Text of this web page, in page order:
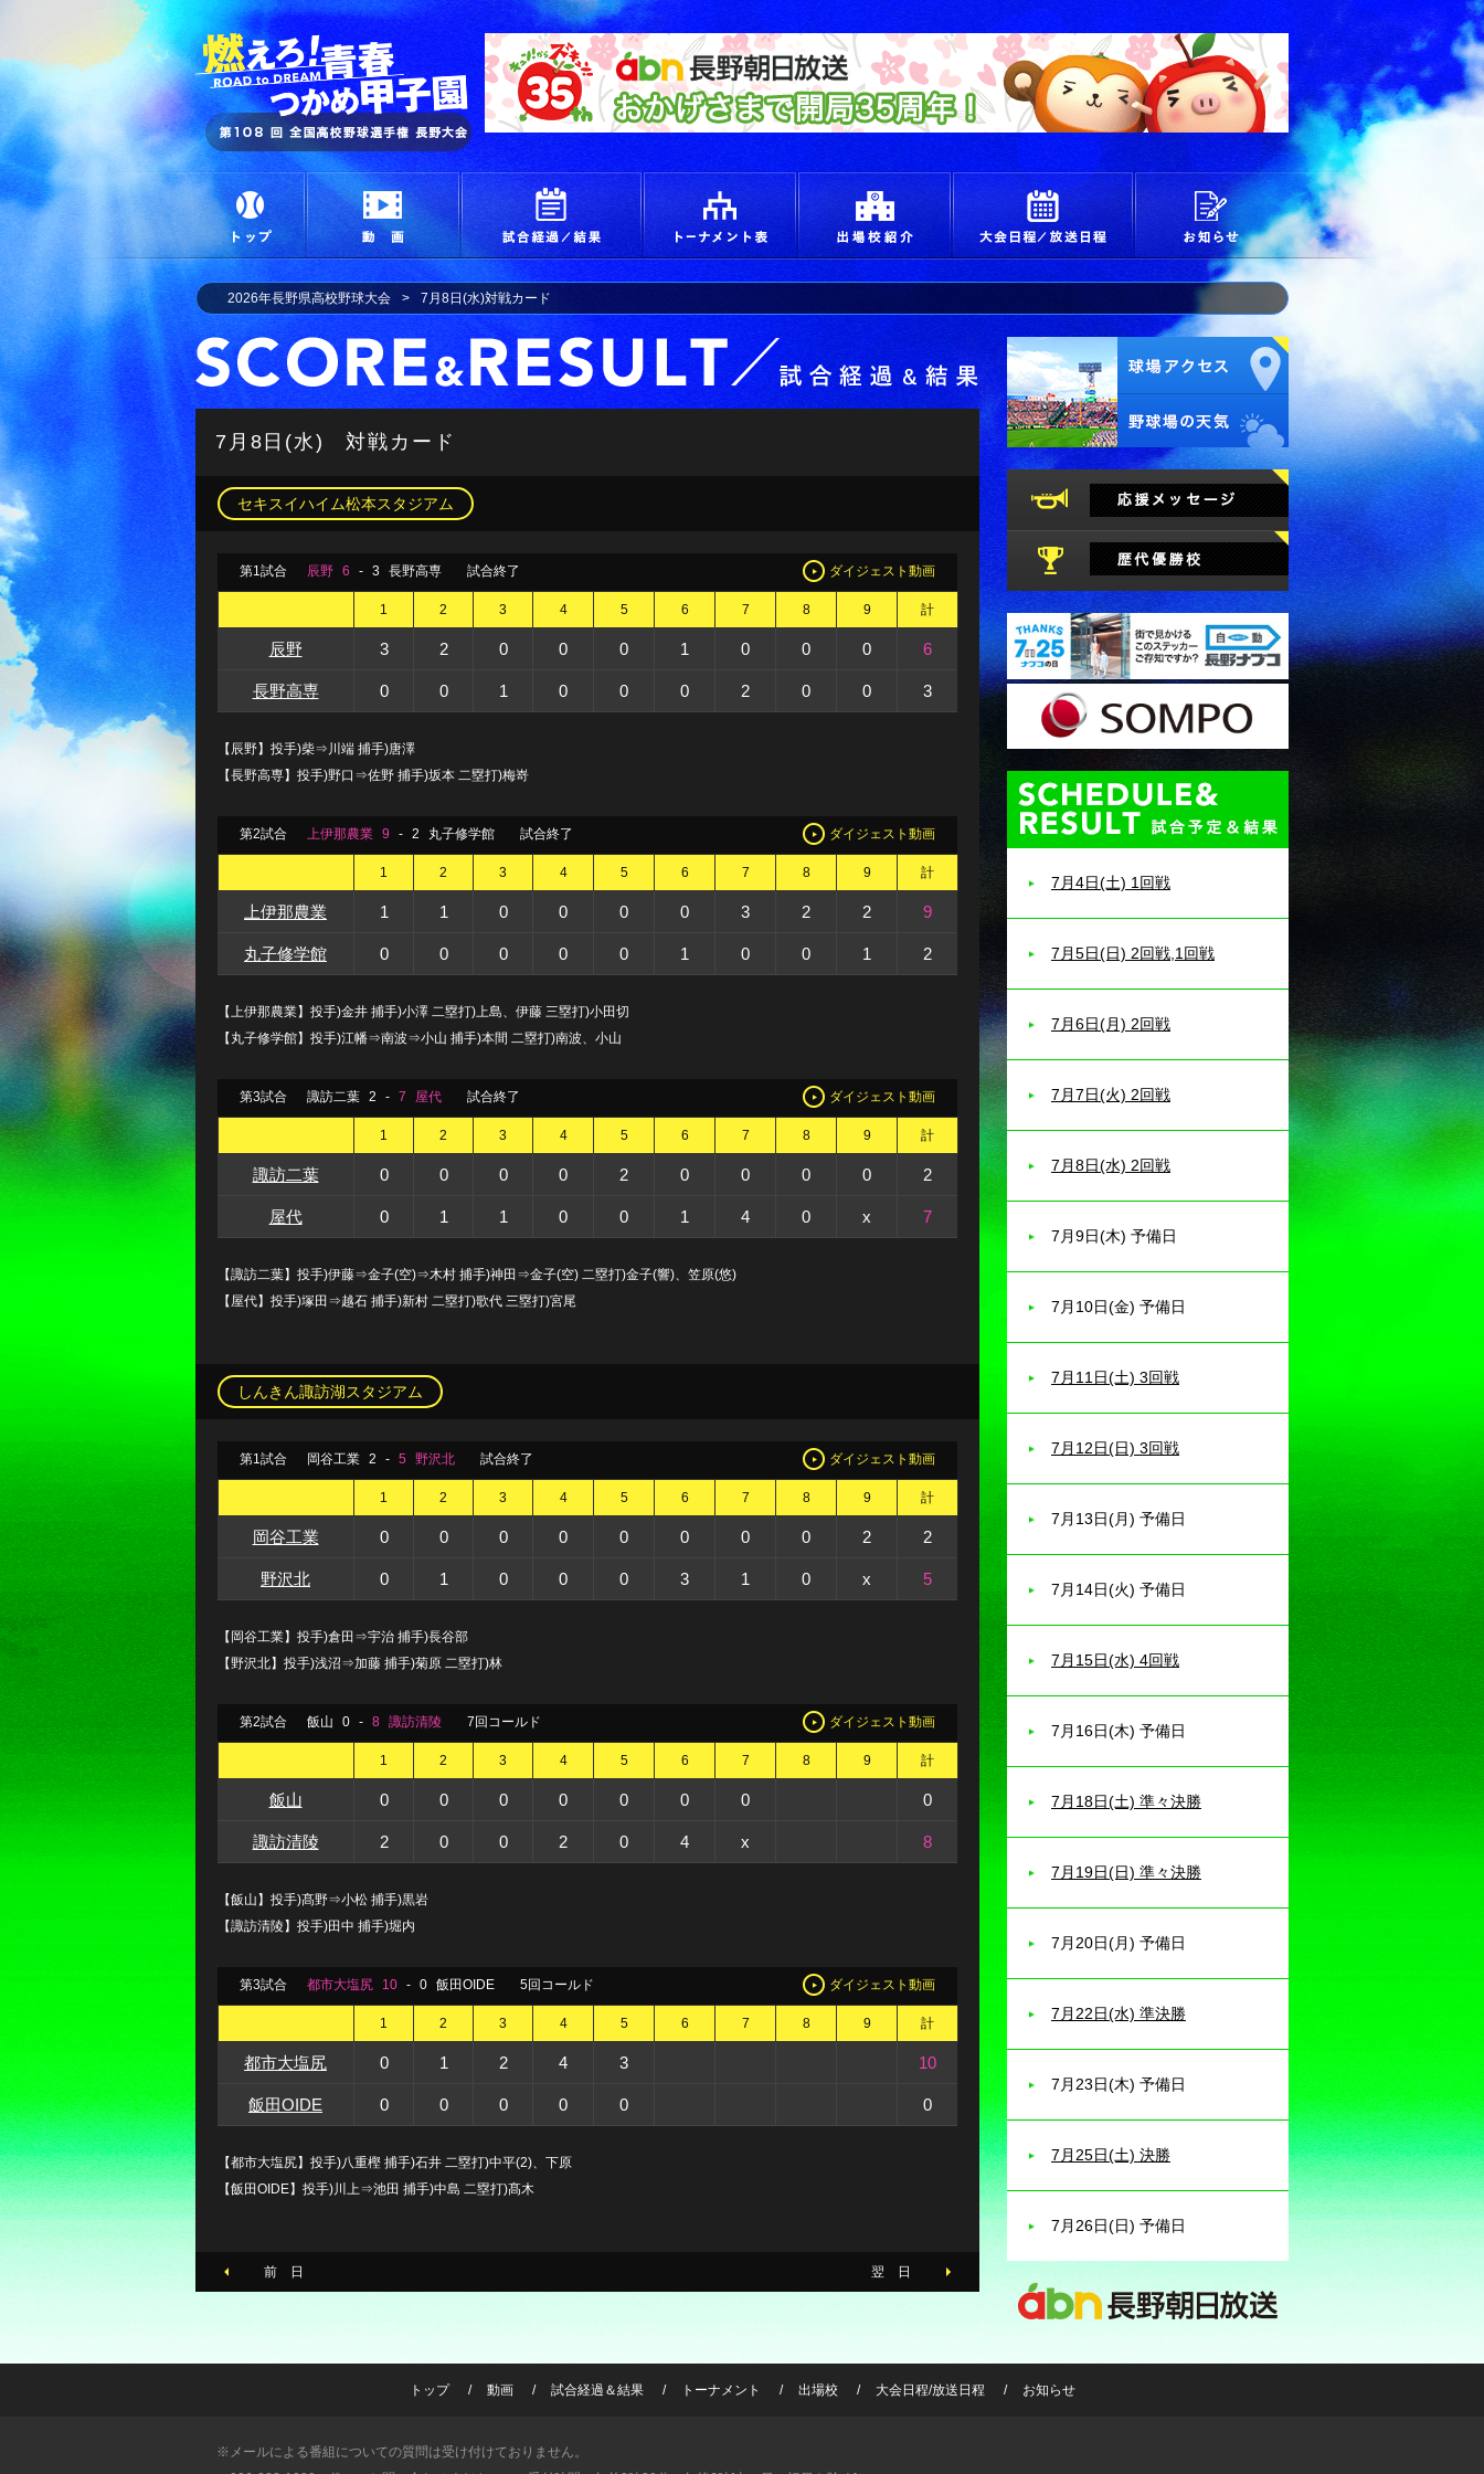
燃えろ！青春 つかめ甲子園
トップ 動画 試合経過＆結果 トーナメント 出場校 大会日程/放送日程
2026年長野県高校野球大会 7月8日(水)対戦カード
試合経過・詳細
7月8日(水) 対戦カード
セキスイハイム松本スタジアム
第1試合 辰野 6 - 3 長野高専 試合終了 ダイジェスト動画
1 2 3 4 5 6 7 8 9 計
辰野 3 2 0 0 0 1 0 0 0 6
長野高専 0 0 1 0 0 0 2 0 0 3
【辰野】投手)柴⇒川端 捕手)唐澤
【長野高専】投手)野口⇒佐野 捕手)坂本 二塁打)梅嵜
第2試合 上伊那農業 9 - 2 丸子修学館 試合終了 ダイジェスト動画
1 2 3 4 5 6 7 8 9 計
上伊那農業 1 1 0 0 0 0 3 2 2 9
丸子修学館 0 0 0 0 0 1 0 0 1 2
【上伊那農業】投手)金井 捕手)小澤 二塁打)上島、伊藤 三塁打)小田切
【丸子修学館】投手)江幡⇒南波⇒小山 捕手)本間 二塁打)南波、小山
第3試合 諏訪二葉 2 - 7 屋代 試合終了 ダイジェスト動画
1 2 3 4 5 6 7 8 9 計
諏訪二葉 0 0 0 0 2 0 0 0 0 2
屋代 0 1 1 0 0 1 4 0 x 7
【諏訪二葉】投手)伊藤⇒金子(空)⇒木村 捕手)神田⇒金子(空) 二塁打)金子(響)、笠原(悠)
【屋代】投手)塚田⇒越石 捕手)新村 二塁打)歌代 三塁打)宮尾
しんきん諏訪湖スタジアム
第1試合 岡谷工業 2 - 5 野沢北 試合終了 ダイジェスト動画
1 2 3 4 5 6 7 8 9 計
岡谷工業 0 0 0 0 0 0 0 0 2 2
野沢北 0 1 0 0 0 3 1 0 x 5
【岡谷工業】投手)倉田⇒宇治 捕手)長谷部
【野沢北】投手)浅沼⇒加藤 捕手)菊原 二塁打)林
第2試合 飯山 0 - 8 諏訪清陵 7回コールド ダイジェスト動画
1 2 3 4 5 6 7 8 9 計
飯山 0 0 0 0 0 0 0 0
諏訪清陵 2 0 0 2 0 4 x 8
【飯山】投手)髙野⇒小松 捕手)黒岩
【諏訪清陵】投手)田中 捕手)堀内
第3試合 都市大塩尻 10 - 0 飯田OIDE 5回コールド ダイジェスト動画
1 2 3 4 5 6 7 8 9 計
都市大塩尻 0 1 2 4 3 10
飯田OIDE 0 0 0 0 0 0
【都市大塩尻】投手)八重樫 捕手)石井 二塁打)中平(2)、下原
【飯田OIDE】投手)川上⇒池田 捕手)中島 二塁打)髙木
前 日 翌 日
7月4日(土) 1回戦
7月5日(日) 2回戦,1回戦
7月6日(月) 2回戦
7月7日(火) 2回戦
7月8日(水) 2回戦
7月9日(木) 予備日
7月10日(金) 予備日
7月11日(土) 3回戦
7月12日(日) 3回戦
7月13日(月) 予備日
7月14日(火) 予備日
7月15日(水) 4回戦
7月16日(木) 予備日
7月18日(土) 準々決勝
7月19日(日) 準々決勝
7月20日(月) 予備日
7月22日(水) 準決勝
7月23日(木) 予備日
7月25日(土) 決勝
7月26日(日) 予備日
トップ 動画 試合経過＆結果 トーナメント 出場校 大会日程/放送日程 お知らせ
※メールによる番組についての質問は受け付けておりません。